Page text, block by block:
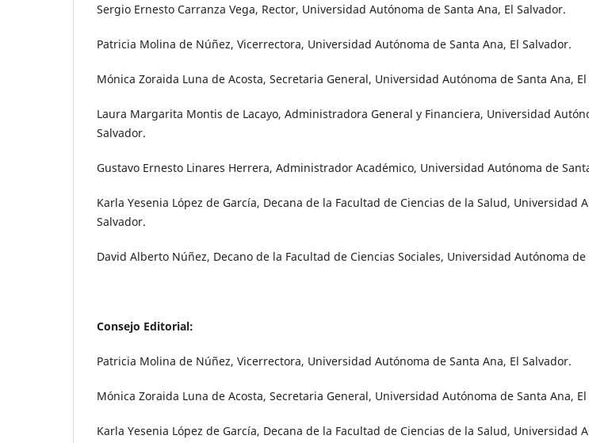
Sergio Ernesto Carranza Vega, Rector, Universidad Autónoma de Santa Ana, El Salvador.
Patricia Molina de Núñez, Vicerrectora, Universidad Autónoma de Santa Ana, El Salvador.
Mónica Zoraida Luna de Acosta, Secretaria General, Universidad Autónoma de Santa Ana, El
Laura Margarita Montis de Lacayo, Administradora General y Financiera, Universidad
Salvador.
Gustavo Ernesto Linares Herrera, Administrador Académico, Universidad Autónoma de
Karla Yesenia López de García, Decana de la Facultad de Ciencias de la Salud, Universidad
Salvador.
David Alberto Núñez, Decano de la Facultad de Ciencias Sociales, Universidad Autónoma de
Consejo Editorial:
Patricia Molina de Núñez, Vicerrectora, Universidad Autónoma de Santa Ana, El Salvador.
Mónica Zoraida Luna de Acosta, Secretaria General, Universidad Autónoma de Santa Ana, El
Karla Yesenia López de García, Decana de la Facultad de Ciencias de la Salud, Universidad